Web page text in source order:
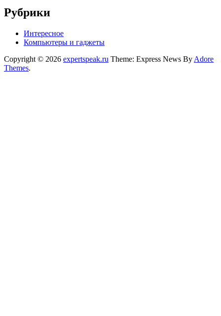
Рубрики
Интересное
Компьютеры и гаджеты
Copyright © 2026 expertspeak.ru Theme: Express News By Adore
Themes.